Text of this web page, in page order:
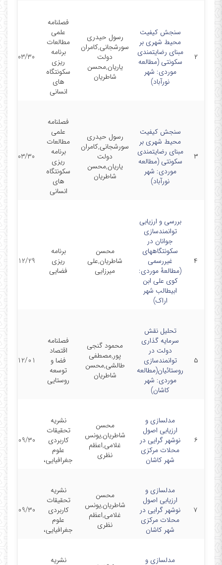
۲
سنجش کیفیت
محیط شهری بر
مبنای رضایتمندی
سکونتی (مطالعه
موردی: شهر
نورآباد)
رسول حیدری
سورشجانی,کامران
دولت
یاریان,محسن
شاطریان
فصلنامه
علمی
مطالعات
برنامه
ریزی
سکونتگاه
های
انسانی
03/30
۳
سنجش کیفیت
محیط شهری بر
مبنای رضایتمندی
سکونتی (مطالعه
موردی: شهر
نورآباد)
رسول حیدری
سورشجانی,کامران
دولت
یاریان,محسن
شاطریان
فصلنامه
علمی
مطالعات
برنامه
ریزی
سکونتگاه
های
انسانی
03/30
۴
بررسی و ارزیابی
توانمندسازی
جوانان در
سکونتگاههای
غیررسمی
(مطالعۀ موردی:
کوی علی ابن
ابیطالب شهر
اراک)
محسن
شاطریان,علی
میرزایی
برنامه
ریزی
فضایی
12/29
۵
تحلیل نقش
سرمایه گذاری
دولت در
توانمندسازی
روستائیان(مطالعه
موردی: شهر
کاشان)
محمود گنجی
پور,مصطفی
طالشی,محسن
شاطریان
فصلنامه
اقتصاد
فضا و
توسعه
روستایی
12/01
۶
مدلسازی و
ارزیابی اصول
نوشهر گرایی در
محلات مرکزی
شهر کاشان
محسن
شاطریان,یونس
غلامی,اعظم
نظری
نشریه
تحقیقات
کاربردی
علوم
جغرافیایی،
09/30
۷
مدلسازی و
ارزیابی اصول
نوشهر گرایی در
محلات مرکزی
شهر کاشان
محسن
شاطریان,یونس
غلامی,اعظم
نظری
نشریه
تحقیقات
کاربردی
علوم
جغرافیایی،
09/30
مدلسازی و
نشریه